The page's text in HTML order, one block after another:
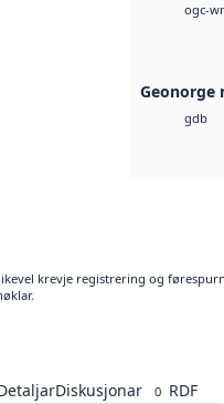
ogc-
Geonorge
gdb
krevje registrering og
Diskusjonar 0 RDF